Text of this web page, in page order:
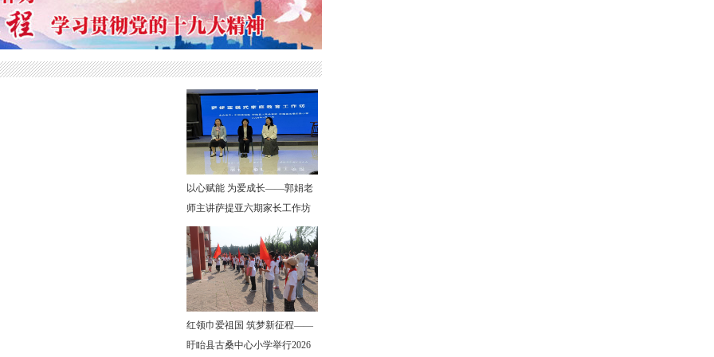
以心赋能 为爱成长——郭娟老
师主讲萨提亚六期家长工作坊
圆满落幕
红领巾爱祖国 筑梦新征程——
盱眙县古桑中心小学举行2026